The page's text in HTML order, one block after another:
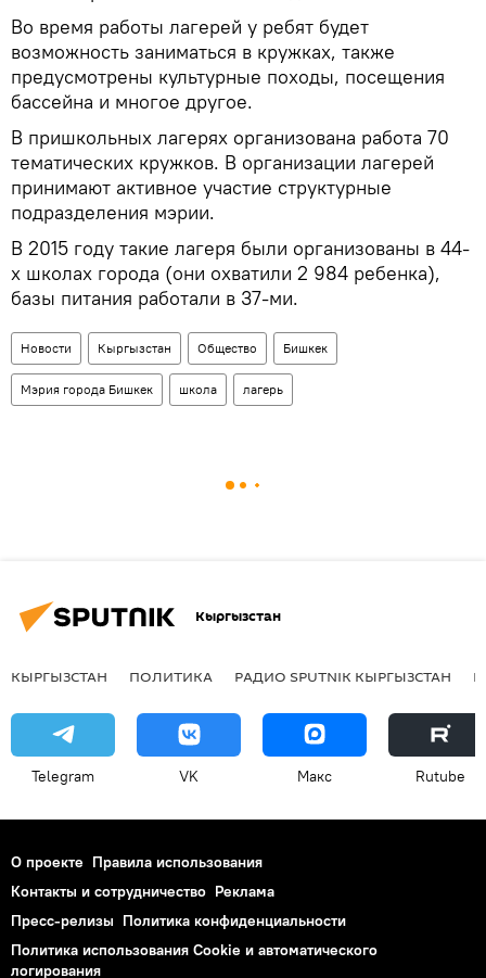
Во время работы лагерей у ребят будет
возможность заниматься в кружках, также
предусмотрены культурные походы, посещения
бассейна и многое другое.
В пришкольных лагерях организована работа 70
тематических кружков. В организации лагерей
принимают активное участие структурные
подразделения мэрии.
В 2015 году такие лагеря были организованы в 44-
х школах города (они охватили 2 984 ребенка),
базы питания работали в 37-ми.
Новости Кыргызстан Общество Бишкек
Мэрия города Бишкек школа лагерь
Кыргызстан
КЫРГЫЗСТАН ПОЛИТИКА РАДИО SPUTNIK КЫРГЫЗСТАН
Telegram VK Макс Rutube
О проекте Правила использования
Контакты и сотрудничество Реклама
Пресс-релизы Политика конфиденциальности
Политика использования Cookie и автоматического
логирования